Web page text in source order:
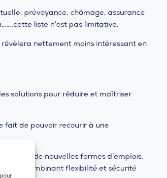
prévoyance, chômage, assurance
liste n’est pas limitative.
nettement moins intéressant en
solutions pour réduire et maîtriser
fait de pouvoir recourir à une
de nouvelles formes d’emplois.
combinant flexibilité et sécurité